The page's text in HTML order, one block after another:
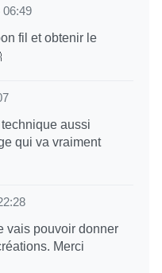
06:49
fil et obtenir le
aussi
qui va vraiment
vais pouvoir donner
Merci